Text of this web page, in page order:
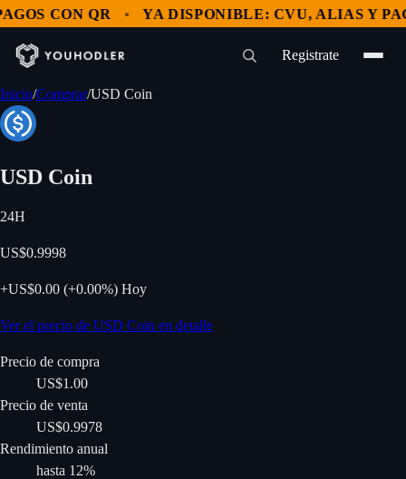
QR YA DISPONIBLE: CVU, ALIAS Y PAGOS
Registrate
Inicio/Comprar/USD Coin
USD Coin
24H
US$0.9998
+US$0.00 (+0.00%) Hoy
Ver el precio de USD Coin en detalle
Precio de compra
US$1.00
Precio de venta
US$0.9978
Rendimiento anual
hasta 12%